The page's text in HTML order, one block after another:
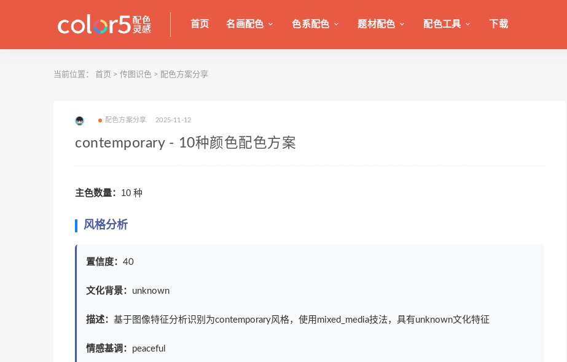
首页 名画配色 色系配色 题材配色 配色工具 下载
当前位置： 首页 > 传图识色 > 配色方案分享
配色方案分享 2025-11-12
contemporary - 10种颜色配色方案
主色数量： 10 种
风格分析
置信度： 40
文化背景： unknown
描述： 基于图像特征分析识别为contemporary风格，使用mixed_media技法，具有unknown文化特征
情感基调： peaceful